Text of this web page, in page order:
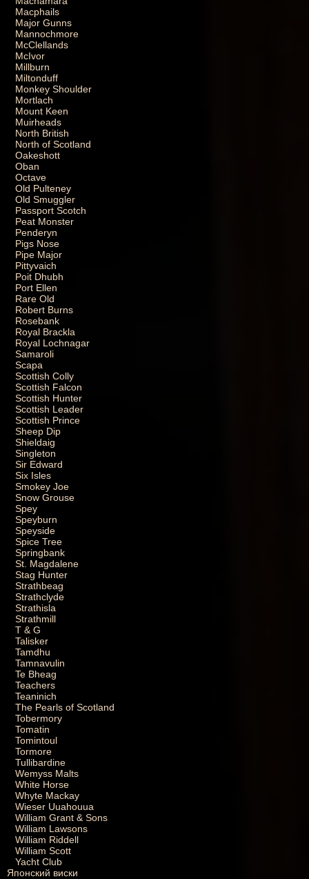
Macphails
Major Gunns
Mannochmore
McClellands
McIvor
Millburn
Miltonduff
Monkey Shoulder
Mortlach
Mount Keen
Muirheads
North British
North of Scotland
Oakeshott
Oban
Octave
Old Pulteney
Old Smuggler
Passport Scotch
Peat Monster
Penderyn
Pigs Nose
Pipe Major
Pittyvaich
Poit Dhubh
Port Ellen
Rare Old
Robert Burns
Rosebank
Royal Brackla
Royal Lochnagar
Samaroli
Scapa
Scottish Colly
Scottish Falcon
Scottish Hunter
Scottish Leader
Scottish Prince
Sheep Dip
Shieldaig
Singleton
Sir Edward
Six Isles
Smokey Joe
Snow Grouse
Spey
Speyburn
Speyside
Spice Tree
Springbank
St. Magdalene
Stag Hunter
Strathbeag
Strathclyde
Strathisla
Strathmill
T & G
Talisker
Tamdhu
Tamnavulin
Te Bheag
Teachers
Teaninich
The Pearls of Scotland
Tobermory
Tomatin
Tomintoul
Tormore
Tullibardine
Wemyss Malts
White Horse
Whyte Mackay
Wieser Uuahouua
William Grant & Sons
William Lawsons
William Riddell
William Scott
Yacht Club
Японский виски